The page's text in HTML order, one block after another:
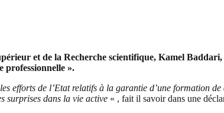
et de la Recherche scientifique, Kamel
professionnelle ».
les efforts de l’Etat relatifs à la garantie d’une formation
surprises dans la vie active « , fait il savoir dans une